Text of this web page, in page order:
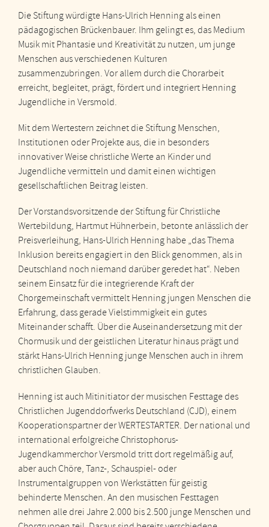
Die Stiftung würdigte Hans-Ulrich Henning als einen
pädagogischen Brückenbauer. Ihm gelingt es, das Medium
Musik mit Phantasie und Kreativität zu nutzen, um junge
Menschen aus verschiedenen Kulturen
zusammenzubringen. Vor allem durch die Chorarbeit
erreicht, begleitet, prägt, fördert und integriert Henning
Jugendliche in Versmold.
Mit dem Wertestern zeichnet die Stiftung Menschen,
Institutionen oder Projekte aus, die in besonders
innovativer Weise christliche Werte an Kinder und
Jugendliche vermitteln und damit einen wichtigen
gesellschaftlichen Beitrag leisten.
Der Vorstandsvorsitzende der Stiftung für Christliche
Wertebildung, Hartmut Hühnerbein, betonte anlässlich der
Preisverleihung, Hans-Ulrich Henning habe „das Thema
Inklusion bereits engagiert in den Blick genommen, als in
Deutschland noch niemand darüber geredet hat“. Neben
seinem Einsatz für die integrierende Kraft der
Chorgemeinschaft vermittelt Henning jungen Menschen die
Erfahrung, dass gerade Vielstimmigkeit ein gutes
Miteinander schafft. Über die Auseinandersetzung mit der
Chormusik und der geistlichen Literatur hinaus prägt und
stärkt Hans-Ulrich Henning junge Menschen auch in ihrem
christlichen Glauben.
Henning ist auch Mitinitiator der musischen Festtage des
Christlichen Jugenddorfwerks Deutschland (CJD), einem
Kooperationspartner der WERTESTARTER. Der national und
international erfolgreiche Christophorus-
Jugendkammerchor Versmold tritt dort regelmäßig auf,
aber auch Chöre, Tanz-, Schauspiel- oder
Instrumentalgruppen von Werkstätten für geistig
behinderte Menschen. An den musischen Festtagen
nehmen alle drei Jahre 2.000 bis 2.500 junge Menschen und